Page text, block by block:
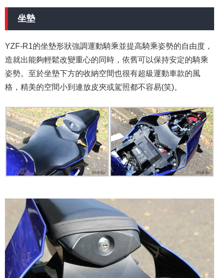
坐墊
YZF-R1的坐墊形狀強調運動騎乘並提高騎乘姿勢的自由度，
造就出能夠輕鬆改變重心的同時，依舊可以保持安定的騎乘
姿勢。至於坐墊下方的收納空間也很有超級運動車款的風
格，精美的空間小到連放皮夾或駕照都不容易(笑)。